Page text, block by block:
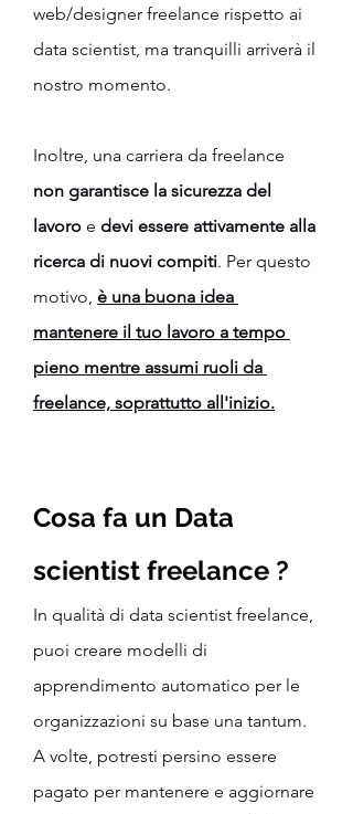
web/designer freelance rispetto ai
data scientist, ma tranquilli arriverà il
nostro momento.
Inoltre, una carriera da freelance
non garantisce la sicurezza del
lavoro e devi essere attivamente alla
ricerca di nuovi compiti. Per questo
motivo, è una buona idea
mantenere il tuo lavoro a tempo
pieno mentre assumi ruoli da
freelance, soprattutto all'inizio.
Cosa fa un Data
scientist freelance ?
In qualità di data scientist freelance,
puoi creare modelli di
apprendimento automatico per le
organizzazioni su base una tantum.
A volte, potresti persino essere
pagato per mantenere e aggiornare